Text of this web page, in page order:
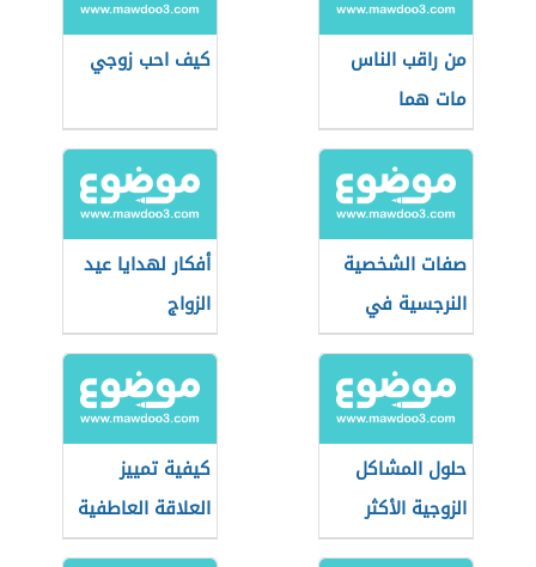
من راقب الناس
مات هما
كيف احب زوجي
صفات الشخصية
النرجسية في
الحب
أفكار لهدايا عيد
الزواج
حلول المشاكل
الزوجية الأكثر
انتشارًا
كيفية تمييز
العلاقة العاطفية
السامة